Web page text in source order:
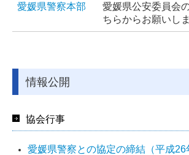
愛媛県警察本部
愛媛県公安委員会
ちらからお願いしま
情報公開
協会行事
愛媛県警察との協定の締結（平成26